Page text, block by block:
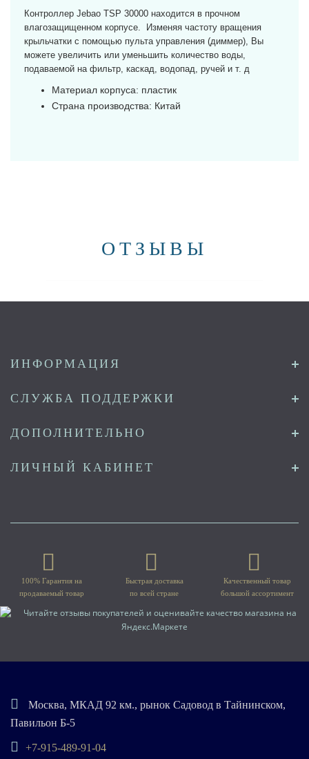
Контроллер Jebao TSP 30000 находится в прочном
влагозащищенном корпусе. Изменяя частоту вращения
крыльчатки с помощью пульта управления (диммер), Вы
можете увеличить или уменьшить количество воды,
подаваемой на фильтр, каскад, водопад, ручей и т. д
Материал корпуса: пластик
Страна производства: Китай
ОТЗЫВЫ
ИНФОРМАЦИЯ
СЛУЖБА ПОДДЕРЖКИ
ДОПОЛНИТЕЛЬНО
ЛИЧНЫЙ КАБИНЕТ
100% Гарантия на
продаваемый товар
Быстрая доставка
по всей стране
Качественный товар
большой ассортимент
Москва, МКАД 92 км., рынок Садовод в Тайнинском,
Павильон Б-5
+7-915-489-91-04